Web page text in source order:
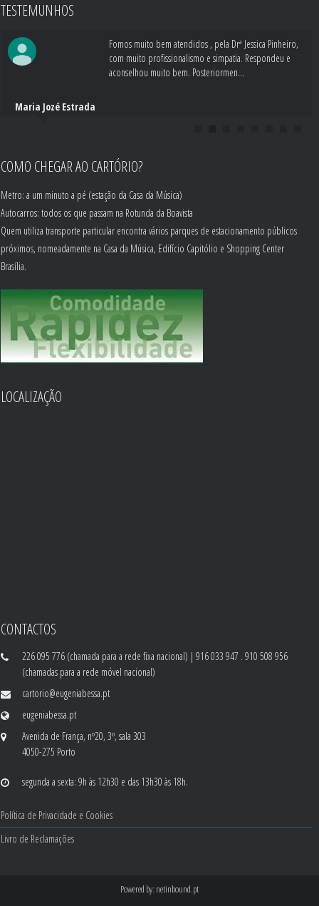
TESTEMUNHOS
Fomos muito bem atendidos , pela Drª Jessica Pinheiro,
com muito profissionalismo e simpatia. Respondeu e
aconselhou muito bem. Posteriormen...
Maria Jozé Estrada
COMO CHEGAR AO CARTÓRIO?
Metro: a um minuto a pé (estação da Casa da Música)
Autocarros: todos os que passam na Rotunda da Boavista
Quem utiliza transporte particular encontra vários parques de estacionamento públicos
próximos, nomeadamente na Casa da Música, Edifício Capitólio e Shopping Center
Brasília.
LOCALIZAÇÃO
CONTACTOS
226 095 776 (chamada para a rede fixa nacional) | 916 033 947 . 910 508 956
(chamadas para a rede móvel nacional)
cartorio@eugeniabessa.pt
eugeniabessa.pt
Avenida de França, nº20, 3º, sala 303
4050-275 Porto
segunda a sexta: 9h às 12h30 e das 13h30 às 18h.
Política de Privacidade e Cookies
Livro de Reclamações
Powered by: netinbound.pt